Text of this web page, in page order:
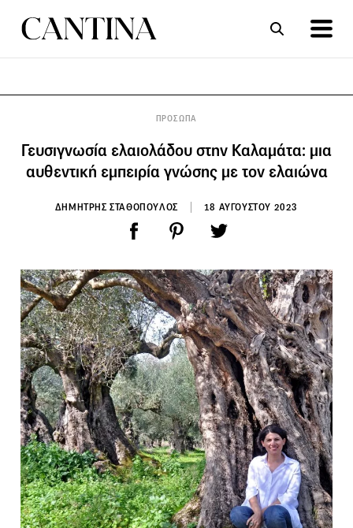
ΠΡΟΣΩΠΑ
Γευσιγνωσία ελαιολάδου στην Καλαμάτα: μια
αυθεντική εμπειρία γνώσης με τον ελαιώνα
ΔΗΜΗΤΡΗΣ ΣΤΑΘΟΠΟΥΛΟΣ 18 ΑΥΓΟΥΣΤΟΥ 2023